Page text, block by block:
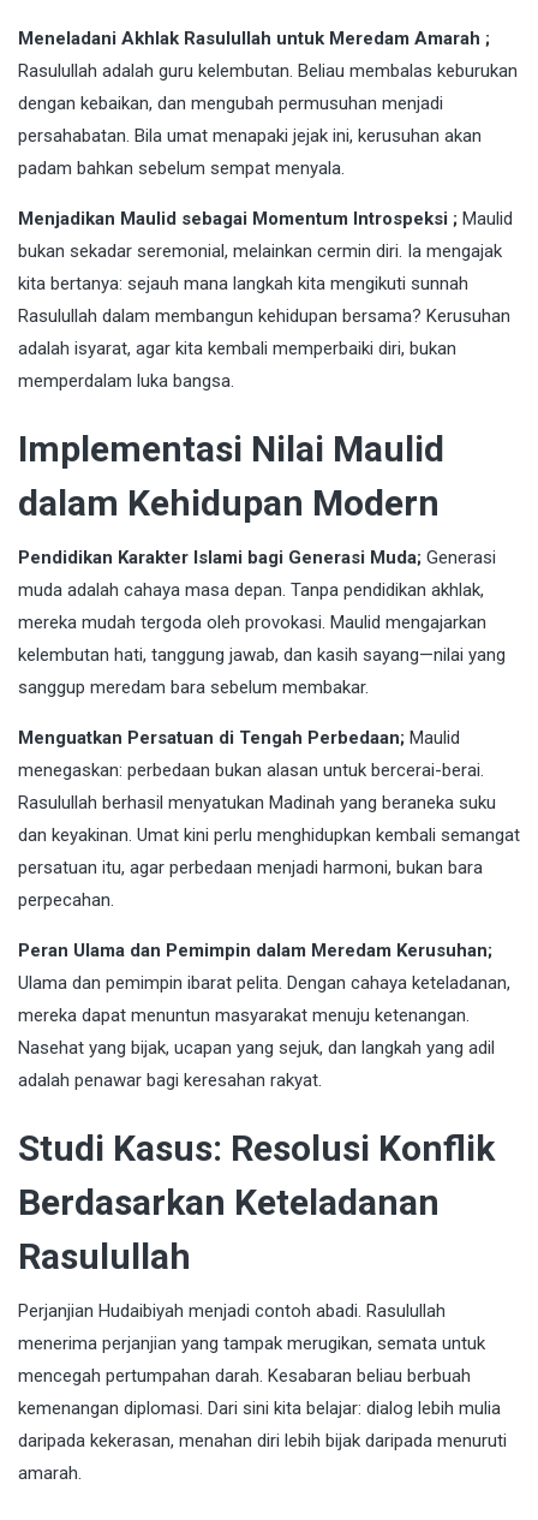
Meneladani Akhlak Rasulullah untuk Meredam Amarah ;
Rasulullah adalah guru kelembutan. Beliau membalas keburukan
dengan kebaikan, dan mengubah permusuhan menjadi
persahabatan. Bila umat menapaki jejak ini, kerusuhan akan
padam bahkan sebelum sempat menyala.
Menjadikan Maulid sebagai Momentum Introspeksi ; Maulid
bukan sekadar seremonial, melainkan cermin diri. Ia mengajak
kita bertanya: sejauh mana langkah kita mengikuti sunnah
Rasulullah dalam membangun kehidupan bersama? Kerusuhan
adalah isyarat, agar kita kembali memperbaiki diri, bukan
memperdalam luka bangsa.
Implementasi Nilai Maulid
dalam Kehidupan Modern
Pendidikan Karakter Islami bagi Generasi Muda; Generasi
muda adalah cahaya masa depan. Tanpa pendidikan akhlak,
mereka mudah tergoda oleh provokasi. Maulid mengajarkan
kelembutan hati, tanggung jawab, dan kasih sayang—nilai yang
sanggup meredam bara sebelum membakar.
Menguatkan Persatuan di Tengah Perbedaan; Maulid
menegaskan: perbedaan bukan alasan untuk bercerai-berai.
Rasulullah berhasil menyatukan Madinah yang beraneka suku
dan keyakinan. Umat kini perlu menghidupkan kembali semangat
persatuan itu, agar perbedaan menjadi harmoni, bukan bara
perpecahan.
Peran Ulama dan Pemimpin dalam Meredam Kerusuhan;
Ulama dan pemimpin ibarat pelita. Dengan cahaya keteladanan,
mereka dapat menuntun masyarakat menuju ketenangan.
Nasehat yang bijak, ucapan yang sejuk, dan langkah yang adil
adalah penawar bagi keresahan rakyat.
Studi Kasus: Resolusi Konflik
Berdasarkan Keteladanan
Rasulullah
Perjanjian Hudaibiyah menjadi contoh abadi. Rasulullah
menerima perjanjian yang tampak merugikan, semata untuk
mencegah pertumpahan darah. Kesabaran beliau berbuah
kemenangan diplomasi. Dari sini kita belajar: dialog lebih mulia
daripada kekerasan, menahan diri lebih bijak daripada menuruti
amarah.